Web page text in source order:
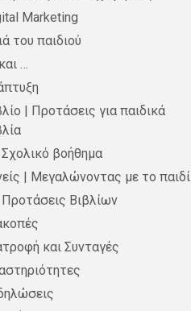
Marketing
του παιδιού
…
| Προτάσεις για παιδικά
Σχολικό βοήθημα
| Μεγαλώνοντας με το παιδί
Προτάσεις Βιβλίων
και Συνταγές